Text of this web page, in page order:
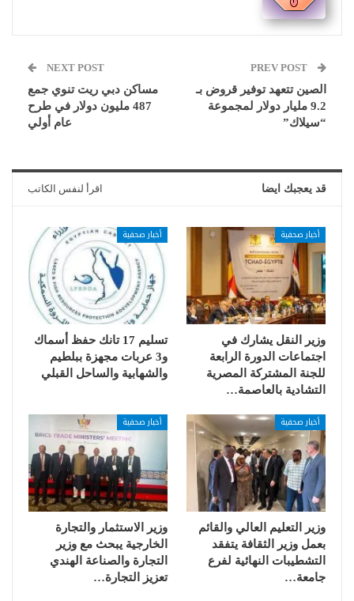
الصين تتعهد توفير قروض بـ
9.2 مليار دولار لمجموعة
“سيلاك”
NEXT POST
مساكن دبي ريت تنوي جمع
487 مليون دولار في طرح
عام أولي
قد يعجبك ايضا اقرأ لنفس الكاتب
أخبار صحفية
وزير النقل يشارك في
اجتماعات الدورة الرابعة
للجنة المشتركة المصرية
التشادية بالعاصمة…
أخبار صحفية
تسليم 17 تانك حفظ أسماك
و3 عربات مجهزة ببلطيم
والشهابية والساحل القبلي
أخبار صحفية
وزير التعليم العالي والقائم
بعمل وزير الثقافة يتفقد
التشطيبات النهائية لفرع
جامعة…
أخبار صحفية
وزير الاستثمار والتجارة
الخارجية يبحث مع وزير
التجارة والصناعة الهندي
تعزيز التجارة…